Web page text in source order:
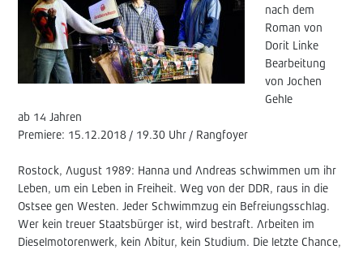
nach dem
Roman von
Dorit Linke
Bearbeitung
von Jochen
Gehle
ab 14 Jahren
Premiere: 15.12.2018 / 19.30 Uhr / Rangfoyer
Rostock, August 1989: Hanna und Andreas schwimmen um ihr
Leben, um ein Leben in Freiheit. Weg von der DDR, raus in die
Ostsee gen Westen. Jeder Schwimmzug ein Befreiungsschlag.
Wer kein treuer Staatsbürger ist, wird bestraft. Arbeiten im
Dieselmotorenwerk, kein Abitur, kein Studium. Die letzte Chance,